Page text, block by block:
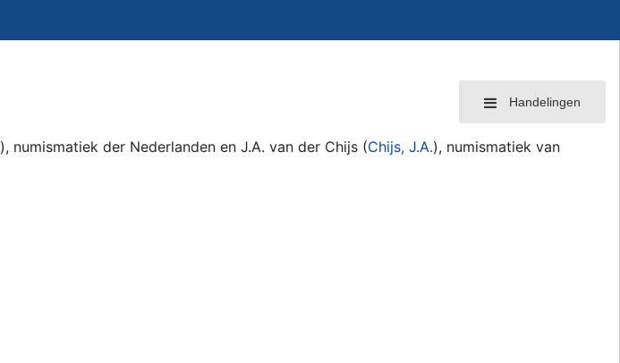
Handelingen
), numismatiek der Nederlanden en J.A. van der Chijs (Chijs, J.A.), numismatiek van